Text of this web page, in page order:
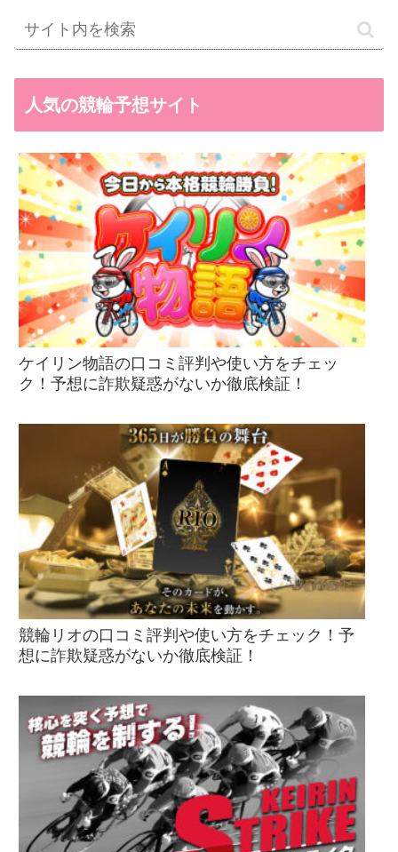
人気の競輪予想サイト
ケイリン物語の口コミ評判や使い方をチェッ
ク！予想に詐欺疑惑がないか徹底検証！
競輪リオの口コミ評判や使い方をチェック！予
想に詐欺疑惑がないか徹底検証！